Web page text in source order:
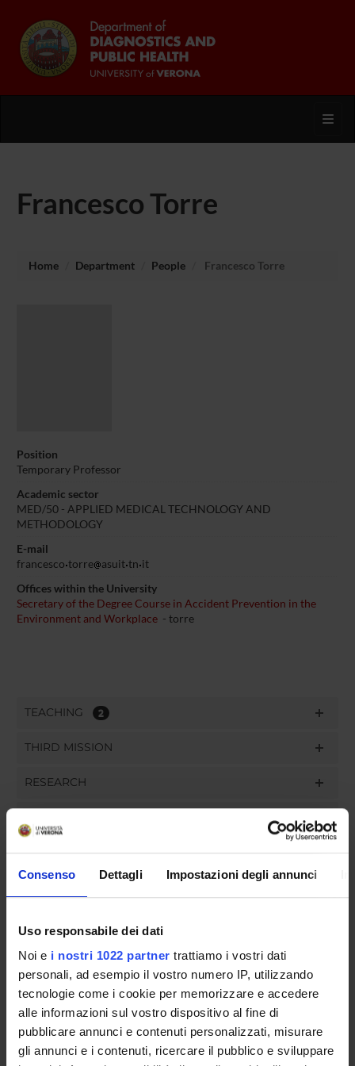
Consenso Dettagli Impostazioni degli annunci
Uso responsabile dei dati
Noi e i nostri 1022 partner trattiamo i vostri dati
personali, ad esempio il vostro numero IP, utilizzando
tecnologie come i cookie per memorizzare e accedere
alle informazioni sul vostro dispositivo al fine di
pubblicare annunci e contenuti personalizzati, misurare
gli annunci e i contenuti, ricercare il pubblico e sviluppare
Francesco Torre
Home Department People Francesco Torre
Position
Temporary Professor
Academic sector
MED/50 - APPLIED MEDICAL TECHNOLOGY AND
METHODOLOGY
E-mail
francesco torre asuit tn it
Offices within the University
Secretary of the Degree Course in Accident Prevention in the
Environment and Workplace - torre
TEACHING 2
THIRD MISSION
RESEARCH
ASSIGNMENTS
ORGANISATION
GOVERNANCE
COMMITTEES
DEPARTMENT ADMINISTRATION OFFICES